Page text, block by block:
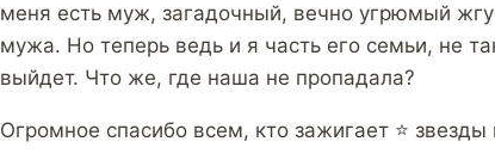
меня есть муж, загадочный, вечно угрюмый
мужа. Но теперь ведь и я часть его семьи, не
выйдет. Что же, где наша не пропадала?
Огромное спасибо всем, кто зажигает ⭐